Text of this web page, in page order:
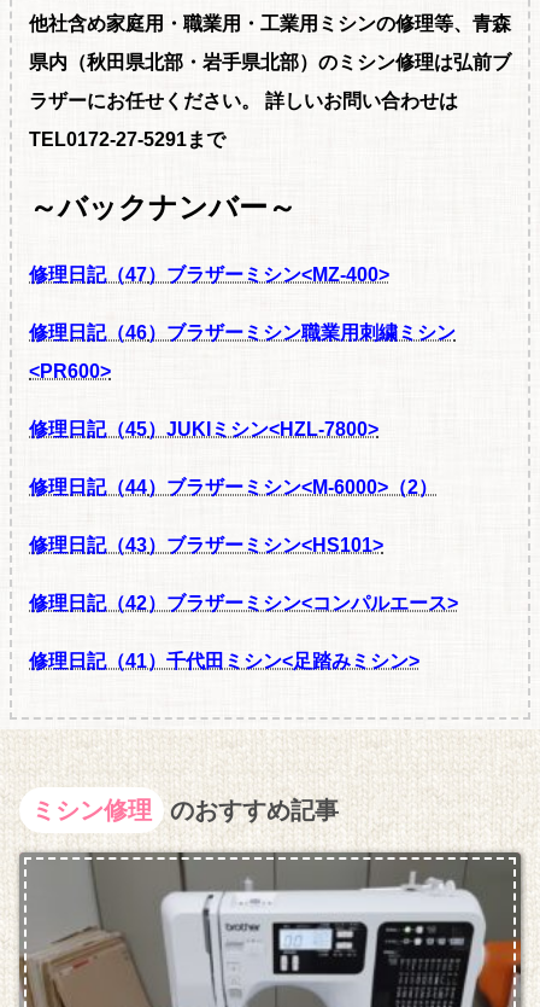
他社含め家庭用・職業用・工業用ミシンの修理等、青森
県内（秋田県北部・岩手県北部）のミシン修理は弘前ブ
ラザーにお任せください。
詳しいお問い合わせは
TEL0172-27-5291まで
～バックナンバー～
修理日記（47）ブラザーミシン<MZ-400>
修理日記（46）ブラザーミシン職業用刺繍ミシン
<PR600>
修理日記（45）JUKIミシン<HZL-7800>
修理日記（44）ブラザーミシン<M-6000>（2）
修理日記（43）ブラザーミシン<HS101>
修理日記（42）ブラザーミシン<コンパルエース>
修理日記（41）千代田ミシン<足踏みミシン>
ミシン修理 のおすすめ記事